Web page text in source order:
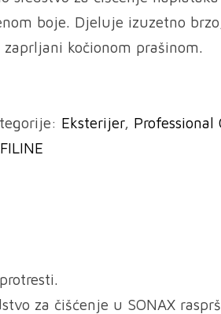
boje. Djeluje izuzetno
kočionom prašinom.
Eksterijer, Professional
za čišćenje u SONAX